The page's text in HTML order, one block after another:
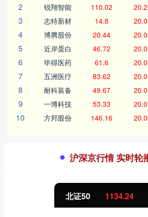
2 锐翔智能 110.02
3 志特新材 14.8
4 博腾股份 20.44
5 近岸蛋白 46.72
6 毕得医药 61.6
7 五洲医疗 83.62
8 耐科装备 49.67
9 一博科技 53.33
10 方邦股份 146.16
沪深京行情 实时轮
北证50 1134.24 11.37